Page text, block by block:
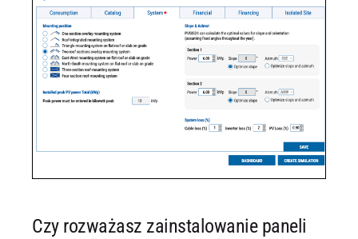
Czy rozważasz zainstalowanie paneli